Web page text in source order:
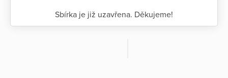
Sbírka je již uzavřena. Děkujeme!